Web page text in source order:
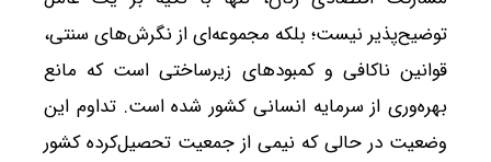
توضیح‌پذیر نیست؛ بلکه مجموعه‌ای از نگرش‌های سنتی،
قوانین ناکافی و کمبودهای زیرساختی است که مانع
بهره‌وری از سرمایه انسانی کشور شده است. تداوم این
وضعیت در حالی که نیمی از جمعیت تحصیل‌کرده کشور